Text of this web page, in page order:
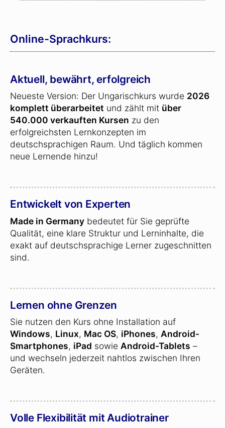
Online-Sprachkurs:
Aktuell, bewährt, erfolgreich
Neueste Version: Der Ungarischkurs wurde 2026
komplett überarbeitet und zählt mit über
540.000 verkauften Kursen zu den
erfolgreichsten Lernkonzepten im
deutschsprachigen Raum. Und täglich kommen
neue Lernende hinzu!
Entwickelt von Experten
Made in Germany bedeutet für Sie geprüfte
Qualität, eine klare Struktur und Lerninhalte, die
exakt auf deutschsprachige Lerner zugeschnitten
sind.
Lernen ohne Grenzen
Sie nutzen den Kurs ohne Installation auf
Windows, Linux, Mac OS, iPhones, Android-
Smartphones, iPad sowie Android-Tablets –
und wechseln jederzeit nahtlos zwischen Ihren
Geräten.
Volle Flexibilität mit Audiotrainer